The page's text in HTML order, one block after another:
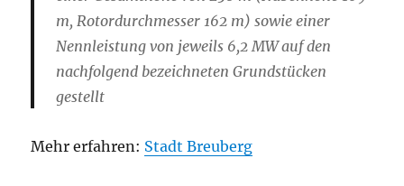
m, Rotordurchmesser 162 m) sowie einer
Nennleistung von jeweils 6,2 MW auf den
nachfolgend bezeichneten Grundstücken
gestellt
Mehr erfahren: Stadt Breuberg